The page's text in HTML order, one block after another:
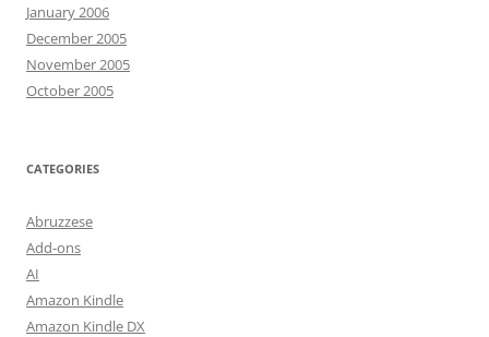
January 2006
December 2005
November 2005
October 2005
CATEGORIES
Abruzzese
Add-ons
AI
Amazon Kindle
Amazon Kindle DX